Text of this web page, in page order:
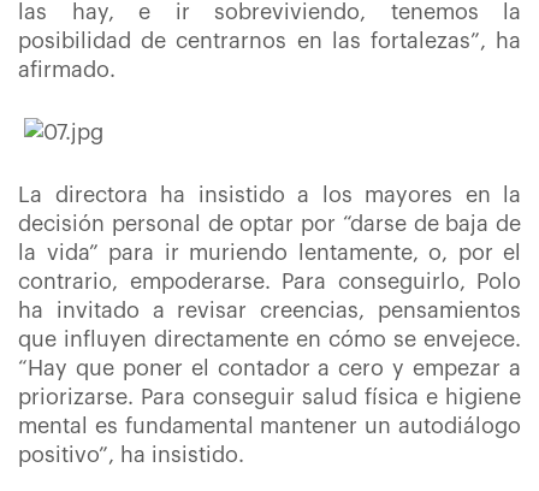
las hay, e ir sobreviviendo, tenemos la
posibilidad de centrarnos en las fortalezas”, ha
afirmado.
La directora ha insistido a los mayores en la
decisión personal de optar por “darse de baja de
la vida” para ir muriendo lentamente, o, por el
contrario, empoderarse. Para conseguirlo, Polo
ha invitado a revisar creencias, pensamientos
que influyen directamente en cómo se envejece.
“Hay que poner el contador a cero y empezar a
priorizarse. Para conseguir salud física e higiene
mental es fundamental mantener un autodiálogo
positivo”, ha insistido.